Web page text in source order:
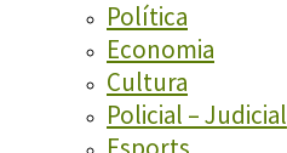
Política
Economia
Cultura
Policial – Judicial